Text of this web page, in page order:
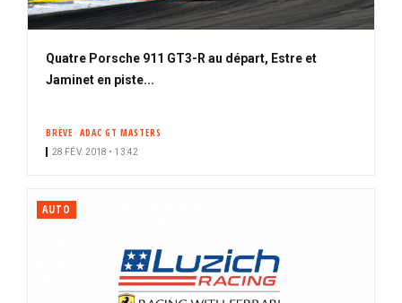
Quatre Porsche 911 GT3-R au départ, Estre et
Jaminet en piste...
BRÈVE ADAC GT MASTERS
28 FÉV. 2018 • 13:42
AUTO